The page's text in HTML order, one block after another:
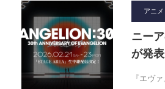
アニメ
ニー
が発表
『エヴ